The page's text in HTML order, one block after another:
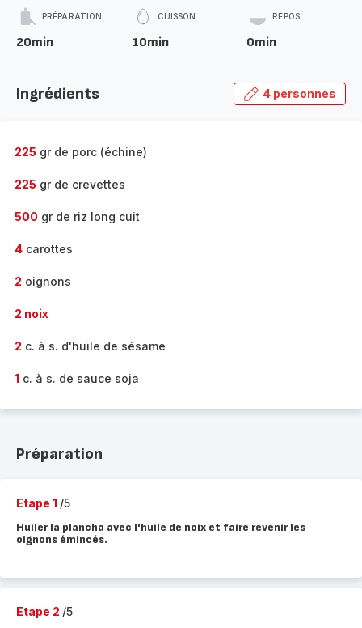
PRÉPARATION
20min
CUISSON
10min
REPOS
0min
Ingrédients 4 personnes
225 gr de porc (échine)
225 gr de crevettes
500 gr de riz long cuit
4 carottes
2 oignons
2 noix
2 c. à s. d'huile de sésame
1 c. à s. de sauce soja
Préparation
Etape 1 /5
Huiler la plancha avec l'huile de noix et faire revenir les
oignons émincés.
Etape 2 /5